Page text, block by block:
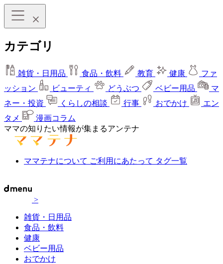
カテゴリ
雑貨・日用品 食品・飲料 教育 健康
ファ
ッション
ビューティ どうぶつ ベビー用品
マ
ネー・投資
くらしの相談 行事 おでかけ
エン
タメ
漫画コラム
ママの知りたい情報が集まるアンテナ
ママテナについて ご利用にあたって タグ一覧
>
雑貨・日用品
食品・飲料
健康
ベビー用品
おでかけ